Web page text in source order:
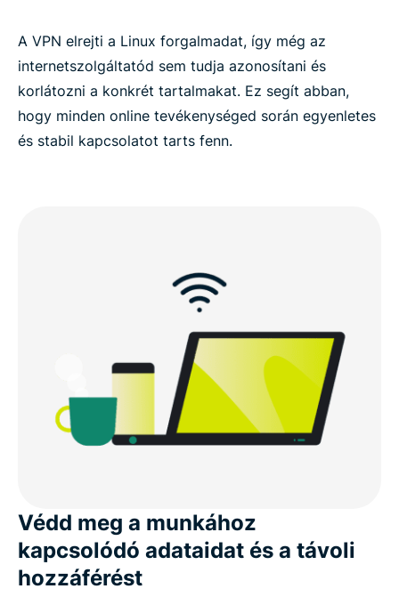
A VPN elrejti a Linux forgalmadat, így még az
internetszolgáltatód sem tudja azonosítani és
korlátozni a konkrét tartalmakat. Ez segít abban,
hogy minden online tevékenységed során egyenletes
és stabil kapcsolatot tarts fenn.
Védd meg a munkához
kapcsolódó adataidat és a távoli
hozzáférést